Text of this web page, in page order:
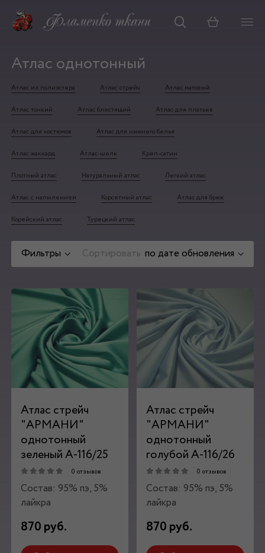
Корзина
Атлас однотонный
Атлас из полиэстера Атлас стрейч Атлас матовый
Атлас тонкий Атлас блестящий Атлас для платьев
Атлас для костюмов Атлас для нижнего белья
Атлас жаккард Атлас-шелк Креп-сатин
Плотный атлас Натуральный атлас Легкий атлас
Атлас с напылением Корсетный атлас Атлас для брюк
Корейский атлас Турецкий атлас
Фильтры Сортировать по дате обновления
Атлас стрейч
"APMAНИ"
однотонный
зеленый А-116/25
0 отзывов
Состав: 95% пэ, 5%
лайкра
870 руб.
Атлас стрейч
"APMAНИ"
однотонный
голубой А-116/26
0 отзывов
Состав: 95% пэ, 5%
лайкра
870 руб.